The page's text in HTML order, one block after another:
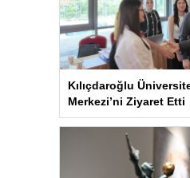
Kılıçdaroğlu
Merkezi’ni Ziyaret Etti